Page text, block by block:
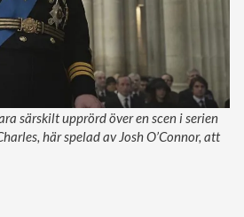
särskilt upprörd över en scen i serien
här spelad av Josh O’Connor, att